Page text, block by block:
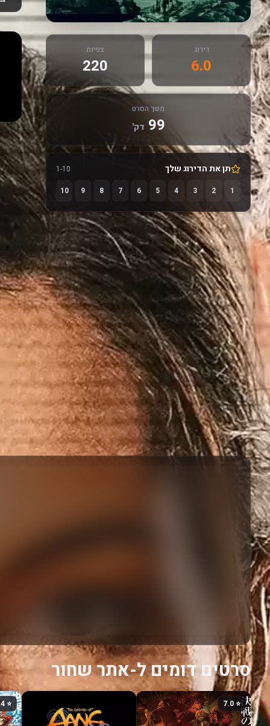
דירוג
6.0
צפיות
220
משך הסרט
99 דק'
תן את הדירוג שלך
1-10
1
2
3
4
5
6
7
8
9
10
סרטים דומים ל-אתר שחור
⭐ 7.0
⭐ 7.4